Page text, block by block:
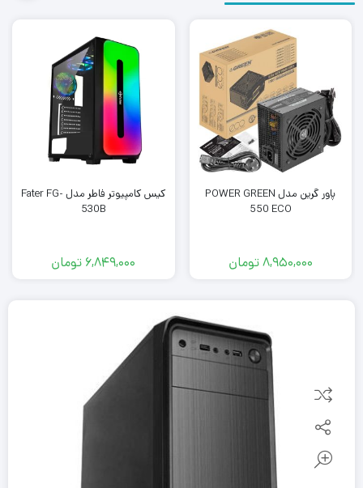
پاور گرین مدل POWER GREEN
550 ECO
8,950,000تومان
کیس کامپیوتر فاطر مدل Fater FG-
530B
6,849,000 تومان